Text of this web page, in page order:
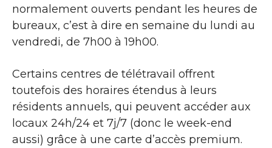
normalement ouverts pendant les heures de
bureaux, c’est à dire en semaine du lundi au
vendredi, de 7h00 à 19h00.
Certains centres de télétravail offrent
toutefois des horaires étendus à leurs
résidents annuels, qui peuvent accéder aux
locaux 24h/24 et 7j/7 (donc le week-end
aussi) grâce à une carte d’accès premium.